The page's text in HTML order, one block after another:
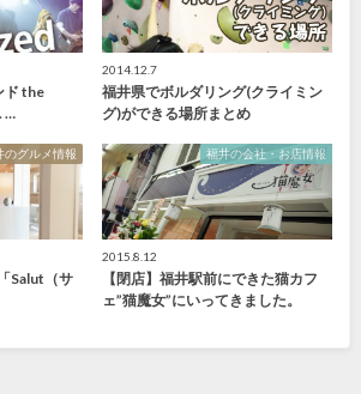
ド the
…
2014.12.7
福井県でボルダリング(クライミン
グ)ができる場所まとめ
のグルメ情報
Salut（サ
福井の会社・お店情報
2015.8.12
【閉店】福井駅前にできた猫カフ
ェ”猫魔女”にいってきました。